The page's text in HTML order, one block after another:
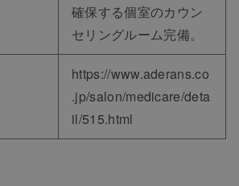
確保する個室のカウン
セリングルーム完備。
https://www.aderans.co
.jp/salon/medicare/deta
il/515.html